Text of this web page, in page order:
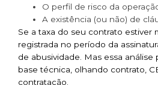
O perfil de risco da
A existência (ou não) de
Se a taxa do seu contrato estiver
registrada no período da
de abusividade. Mas essa análise
base técnica, olhando contrato,
contratação.